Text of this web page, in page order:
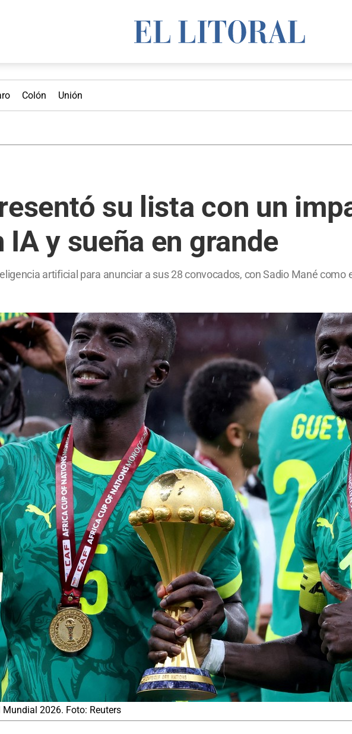
Colón Unión
su lista con un
IA y sueña en grande
artificial para anunciar a sus 28 convocados, con Sadio Mané
2026. Foto: Reuters